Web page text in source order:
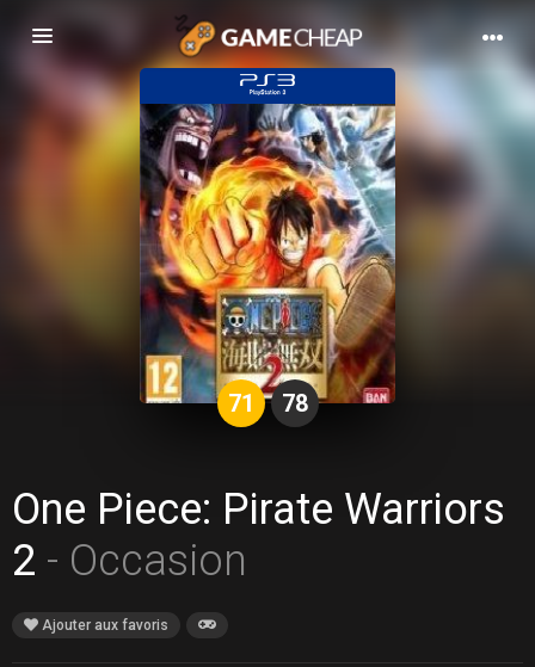
Basculer
la
navigation
71 78
One Piece: Pirate Warriors
2 - Occasion
Ajouter aux favoris